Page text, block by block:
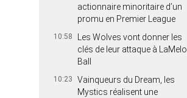
actionnaire minoritaire d’un
promu en Premier League
10:58
Les Wolves vont donner les
clés de leur attaque à LaMelo
Ball
10:23
Vainqueurs du Dream, les
Mystics réalisent une